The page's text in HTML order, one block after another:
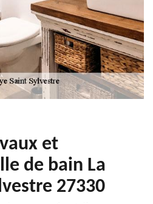
et
de bain La
27330